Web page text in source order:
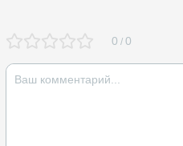
0 /0